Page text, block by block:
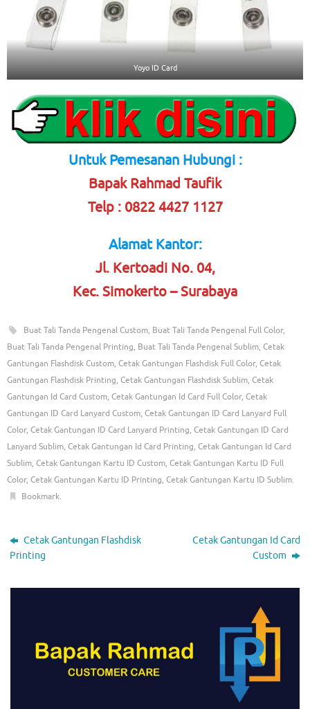
Yoyo ID Card
Untuk Pemesanan Hubungi :
Bapak Rahmad Taufik
Telp : 0822 4427 1127
Alamat Kantor:
Jl. Kertoadi No. 04,
Kec. Simokerto – Surabaya
Buat Tali Tanda Pengenal Custom, Buat Tali Tanda Pengenal Full Color,
Buat Tali Tanda Pengenal Printing, Buat Tali Tanda Pengenal Sublim, Cetak
Gantungan Flashdisk Custom, Cetak Gantungan Flashdisk Full Color, Cetak
Gantungan Flashdisk Printing, Cetak Gantungan Flashdisk Sublim, Cetak
Gantungan Id Card Custom, Cetak Gantungan Id Card Full Color, Cetak
Gantungan ID Card Lanyard Custom, Cetak Gantungan ID Card Lanyard Full
Color, Cetak Gantungan ID Card Lanyard Printing, Cetak Gantungan ID Card
Lanyard Sublim, Cetak Gantungan Id Card Printing, Cetak Gantungan Id Card
Sublim, Cetak Gantungan Kartu ID Custom, Cetak Gantungan Kartu ID Full
Color, Cetak Gantungan Kartu ID Printing, Cetak Gantungan Kartu ID Sublim.
Bookmark.
Cetak Gantungan Flashdisk
Printing
Cetak Gantungan Id Card
Custom